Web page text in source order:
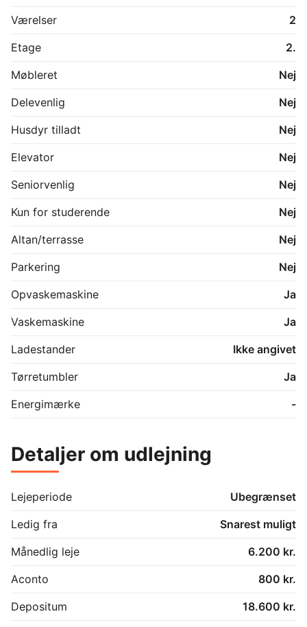
Værelser
2
Etage
2.
Møbleret
Nej
Delevenlig
Nej
Husdyr tilladt
Nej
Elevator
Nej
Seniorvenlig
Nej
Kun for studerende
Nej
Altan/terrasse
Nej
Parkering
Nej
Opvaskemaskine
Ja
Vaskemaskine
Ja
Ladestander
Ikke angivet
Tørretumbler
Ja
Energimærke
-
Detaljer om udlejning
Lejeperiode
Ubegrænset
Ledig fra
Snarest muligt
Månedlig leje
6.200 kr.
Aconto
800 kr.
Depositum
18.600 kr.